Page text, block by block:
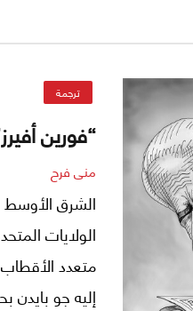
ترجمة
“فورين
منى فرح
الشرق
الولايات
متعدد
إليه جو